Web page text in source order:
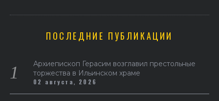
ПОСЛЕДНИЕ ПУБЛИКАЦИИ
Архиепископ Герасим возглавил престольные
торжества в Ильинском храме
02 августа, 2026